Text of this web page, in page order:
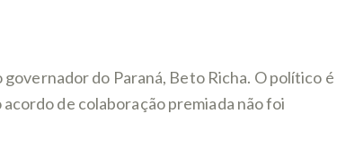
do Paraná, Beto Richa. O político é
de colaboração premiada não foi